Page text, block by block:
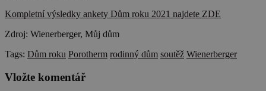
Kompletní výsledky ankety Dům roku 2021 najdete ZDE
Zdroj: Wienerberger, Můj dům
Tags: Dům roku Porotherm rodinný dům soutěž Wienerberger
Vložte komentář